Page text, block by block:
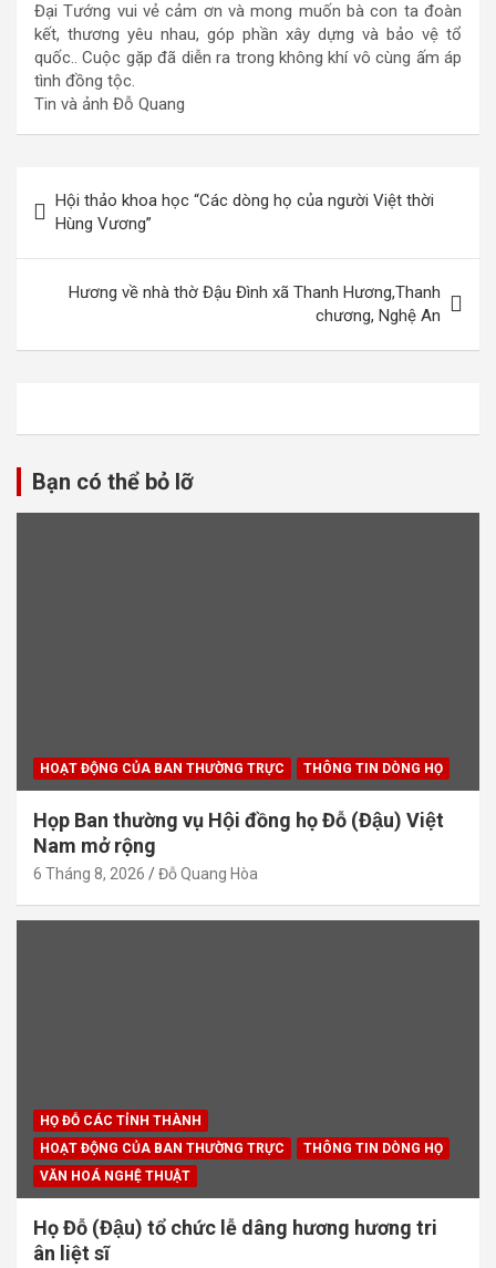
Đại Tướng vui vẻ cảm ơn và mong muốn bà con ta đoàn
kết, thương yêu nhau, góp phần xây dựng và bảo vệ tổ
quốc.. Cuộc gặp đã diễn ra trong không khí vô cùng ấm áp
tình đồng tộc.
Tin và ảnh Đỗ Quang
hướng
bài
Hội thảo khoa học “Các dòng họ của người Việt thời
Hùng Vương”
Hương về nhà thờ Đậu Đình xã Thanh Hương,Thanh
chương, Nghệ An
Bạn có thể bỏ lỡ
HOẠT ĐỘNG CỦA BAN THƯỜNG TRỰC THÔNG TIN DÒNG HỌ
Họp Ban thường vụ Hội đồng họ Đỗ (Đậu) Việt
Nam mở rộng
6 Tháng 8, 2026 Đỗ Quang Hòa
HỌ ĐỖ CÁC TỈNH THÀNH
HOẠT ĐỘNG CỦA BAN THƯỜNG TRỰC
THÔNG TIN DÒNG HỌ
VĂN HOÁ NGHỆ THUẬT
Họ Đỗ (Đậu) tổ chức lễ dâng hương hương tri
ân liệt sĩ